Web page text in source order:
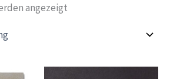
angezeigt